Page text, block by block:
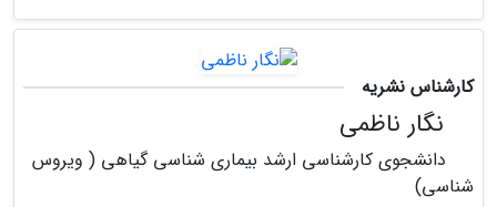
کارشناس نشریه
نگار ناظمی
دانشجوی کارشناسی ارشد بیماری شناسی گیاهی ( ویروس
شناسی)